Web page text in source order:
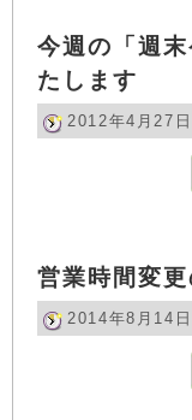
今週の「週
たします
2012年4月27日
営業時間変更
2014年8月14日